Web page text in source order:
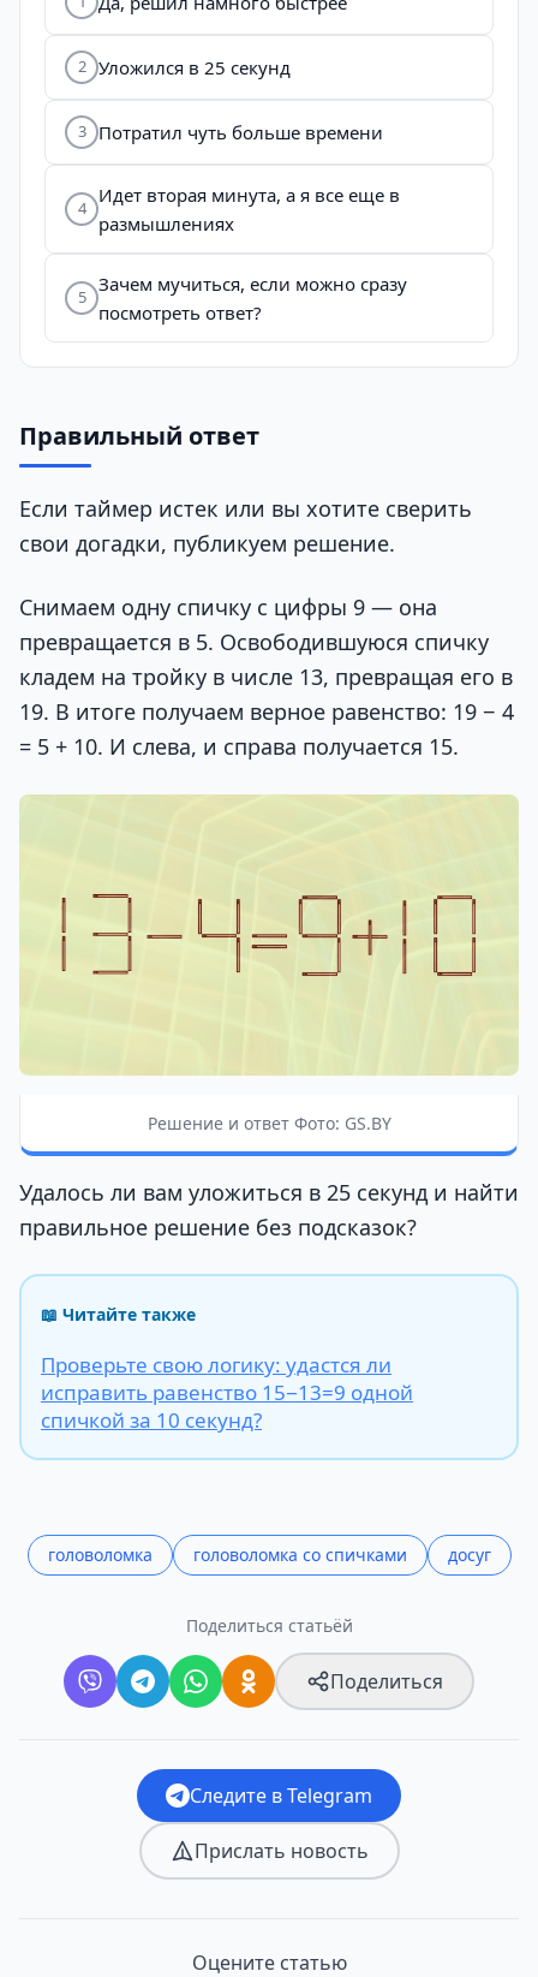
2 Уложился в 25 секунд
3 Потратил чуть больше времени
4
Идет вторая минута, а я все еще в
размышлениях
5
Зачем мучиться, если можно сразу
посмотреть ответ?
Правильный ответ
Если таймер истек или вы хотите сверить
свои догадки, публикуем решение.
Снимаем одну спичку с цифры 9 — она
превращается в 5. Освободившуюся спичку
кладем на тройку в числе 13, превращая его в
19. В итоге получаем верное равенство: 19 − 4
= 5 + 10. И слева, и справа получается 15.
Решение и ответ Фото: GS.BY
Удалось ли вам уложиться в 25 секунд и найти
правильное решение без подсказок?
📖 Читайте также
Проверьте свою логику: удастся ли
исправить равенство 15−13=9 одной
спичкой за 10 секунд?
головоломка головоломка со спичками досуг
Поделиться статьёй
Поделиться
Следите в Telegram
Прислать новость
Оцените статью